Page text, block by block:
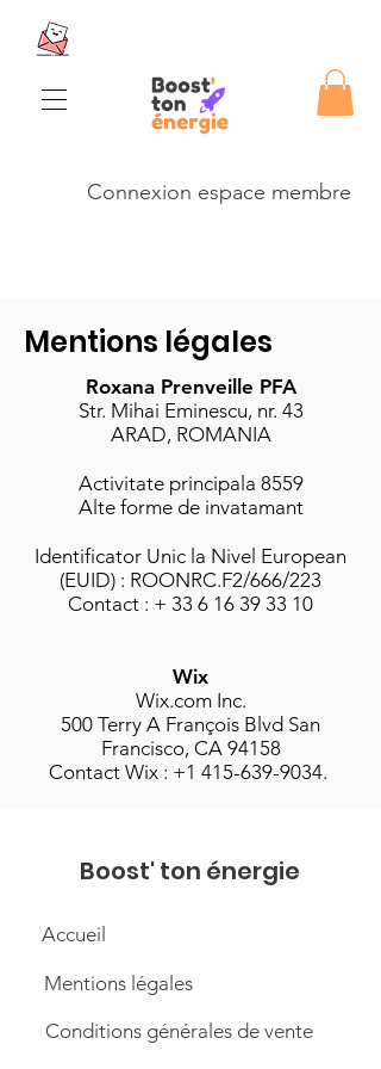
Connexion espace membre
Mentions légales
Roxana Prenveille PFA
Str. Mihai Eminescu, nr. 43
ARAD, ROMANIA
Activitate principala 8559
Alte forme de invatamant
Identificator Unic la Nivel European
(EUID) : ROONRC.F2/666/223
Contact : + 33 6 16 39 33 10
Wix
Wix.com Inc.
500 Terry A François Blvd San
Francisco, CA 94158
Contact Wix : +1 415-639-9034.
Boost' ton énergie
Accueil
Mentions légales
Conditions générales de vente